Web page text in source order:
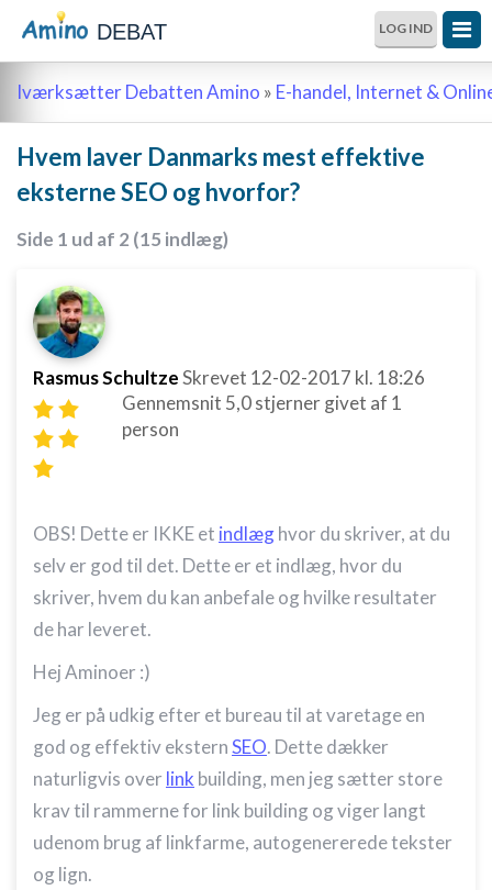
DEBAT LOG IND
Iværksætter Debatten Amino » E-handel, Internet &
Hvem laver Danmarks mest effektive
eksterne SEO og hvorfor?
Side 1 ud af 2 (15 indlæg)
Rasmus SchultzeSkrevet 12-02-2017 kl. 18:26
Gennemsnit 5,0stjerner givet af 1
person
OBS! Dette er IKKE et indlæghvor du skriver, at du
selv er god til det. Dette er et indlæg, hvor du
skriver, hvem du kan anbefale og hvilke resultater
de har leveret.
Hej Aminoer :)
Jeg er på udkig efter et bureau til at varetage en
god og effektiv eksternSEO. Dette dækker
naturligvis over link building, men jeg sætter store
krav til rammerne for link building og viger langt
udenom brug af linkfarme, autogenererede tekster
og lign.